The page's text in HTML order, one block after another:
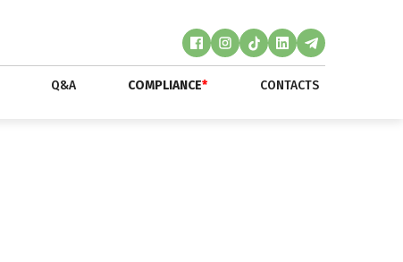
Q&A COMPLIANCE* CONTACTS